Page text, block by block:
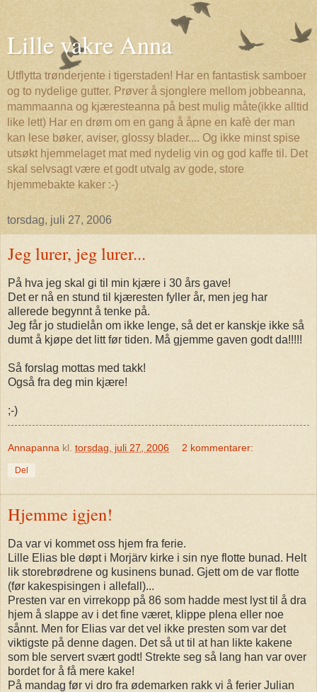
Lille vakre Anna
Utflytta trønderjente i tigerstaden! Har en fantastisk samboer
og to nydelige gutter. Prøver å sjonglere mellom jobbeanna,
mammaanna og kjæresteanna på best mulig måte(ikke alltid
like lett) Har en drøm om en gang å åpne en kafè der man
kan lese bøker, aviser, glossy blader.... Og ikke minst spise
utsøkt hjemmelaget mat med nydelig vin og god kaffe til. Det
skal selvsagt være et godt utvalg av gode, store
hjemmebakte kaker :-)
torsdag, juli 27, 2006
Jeg lurer, jeg lurer...
På hva jeg skal gi til min kjære i 30 års gave!
Det er nå en stund til kjæresten fyller år, men jeg har
allerede begynnt å tenke på.
Jeg får jo studielån om ikke lenge, så det er kanskje ikke så
dumt å kjøpe det litt før tiden. Må gjemme gaven godt da!!!!!
Så forslag mottas med takk!
Også fra deg min kjære!
;-)
Annapanna kl. torsdag, juli 27, 2006 2 kommentarer:
Del
Hjemme igjen!
Da var vi kommet oss hjem fra ferie.
Lille Elias ble døpt i Morjärv kirke i sin nye flotte bunad. Helt
lik storebrødrene og kusinens bunad. Gjett om de var flotte
(før kakespisingen i allefall)...
Presten var en virrekopp på 86 som hadde mest lyst til å dra
hjem å slappe av i det fine været, klippe plena eller noe
sånnt. Men for Elias var det vel ikke presten som var det
viktigste på denne dagen. Det så ut til at han likte kakene
som ble servert svært godt! Strekte seg så lang han var over
bordet for å få mere kake!
På mandag før vi dro fra ødemarken rakk vi å ferier Julian